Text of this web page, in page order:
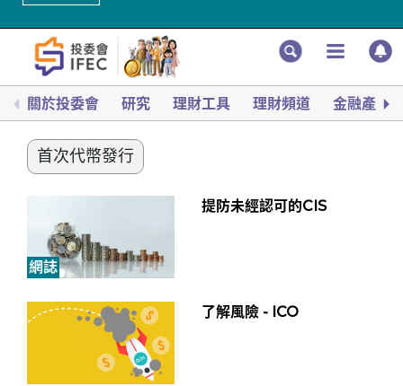
關於投委會 研究 理財工具 理財頻道 金融產品
首次代幣發行
網誌
提防未經認可的CIS
了解風險 - ICO